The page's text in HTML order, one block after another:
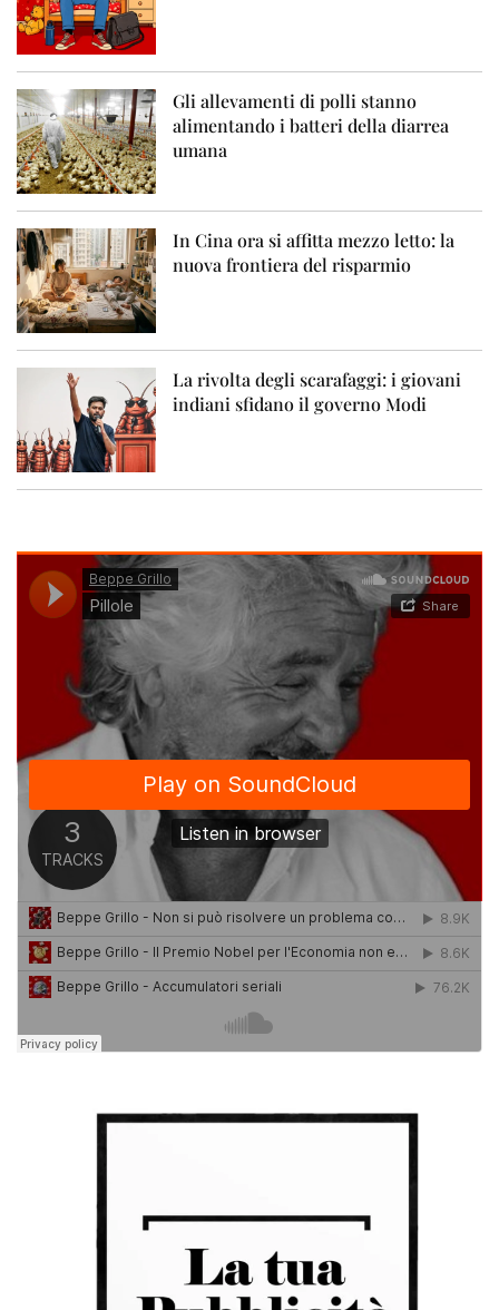
Gli allevamenti di polli stanno
alimentando i batteri della diarrea
umana
In Cina ora si affitta mezzo letto: la
nuova frontiera del risparmio
La rivolta degli scarafaggi: i giovani
indiani sfidano il governo Modi